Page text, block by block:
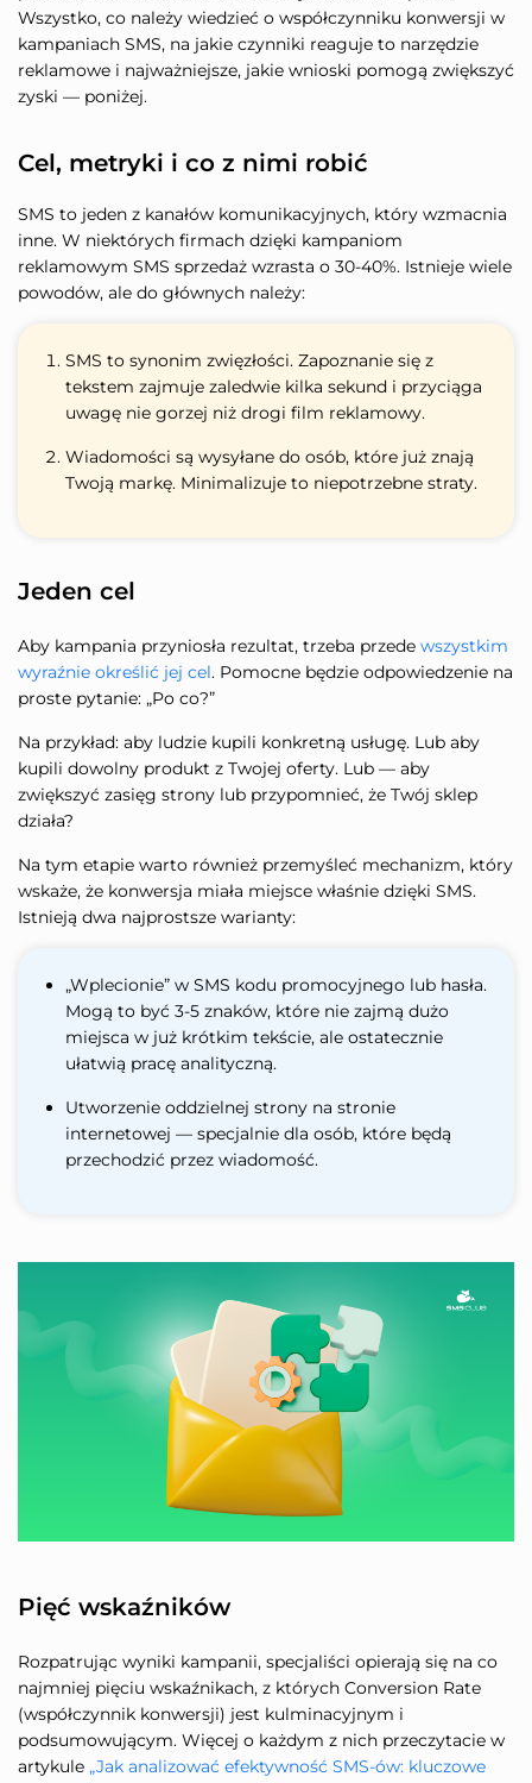
Wszystko, co należy wiedzieć o współczynniku konwersji w
kampaniach SMS, na jakie czynniki reaguje to narzędzie
reklamowe i najważniejsze, jakie wnioski pomogą zwiększyć
zyski — poniżej.
Cel, metryki i co z nimi robić
SMS to jeden z kanałów komunikacyjnych, który wzmacnia
inne. W niektórych firmach dzięki kampaniom
reklamowym SMS sprzedaż wzrasta o 30-40%. Istnieje wiele
powodów, ale do głównych należy:
SMS to synonim zwięzłości. Zapoznanie się z
tekstem zajmuje zaledwie kilka sekund i przyciąga
uwagę nie gorzej niż drogi film reklamowy.
Wiadomości są wysyłane do osób, które już znają
Twoją markę. Minimalizuje to niepotrzebne straty.
Jeden cel
Aby kampania przyniosła rezultat, trzeba przede wszystkim
wyraźnie określić jej cel. Pomocne będzie odpowiedzenie na
proste pytanie: „Po co?”
Na przykład: aby ludzie kupili konkretną usługę. Lub aby
kupili dowolny produkt z Twojej oferty. Lub — aby
zwiększyć zasięg strony lub przypomnieć, że Twój sklep
działa?
Na tym etapie warto również przemyśleć mechanizm, który
wskaże, że konwersja miała miejsce właśnie dzięki SMS.
Istnieją dwa najprostsze warianty:
„Wplecionie” w SMS kodu promocyjnego lub hasła.
Mogą to być 3-5 znaków, które nie zajmą dużo
miejsca w już krótkim tekście, ale ostatecznie
ułatwią pracę analityczną.
Utworzenie oddzielnej strony na stronie
internetowej — specjalnie dla osób, które będą
przechodzić przez wiadomość.
Pięć wskaźników
Rozpatrując wyniki kampanii, specjaliści opierają się na co
najmniej pięciu wskaźnikach, z których Conversion Rate
(współczynnik konwersji) jest kulminacyjnym i
podsumowującym. Więcej o każdym z nich przeczytacie w
artykule „Jak analizować efektywność SMS-ów: kluczowe